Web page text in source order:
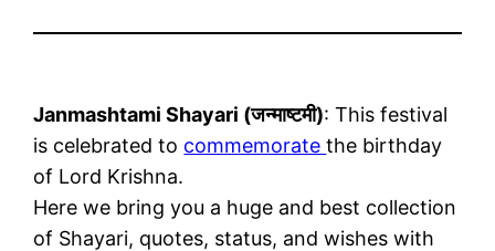
Janmashtami Shayari (जन्माष्टमी): This festival
is celebrated to commemoratethe birthday
of Lord Krishna.
Here we bring you a huge and best collection
of Shayari, quotes, status, and wishes with